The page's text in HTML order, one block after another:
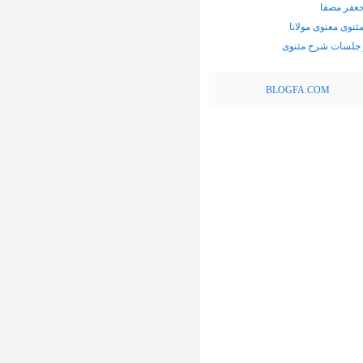
مصفا
معنوی مولانا
جلسات شرح مثنوی
BLOGFA.COM